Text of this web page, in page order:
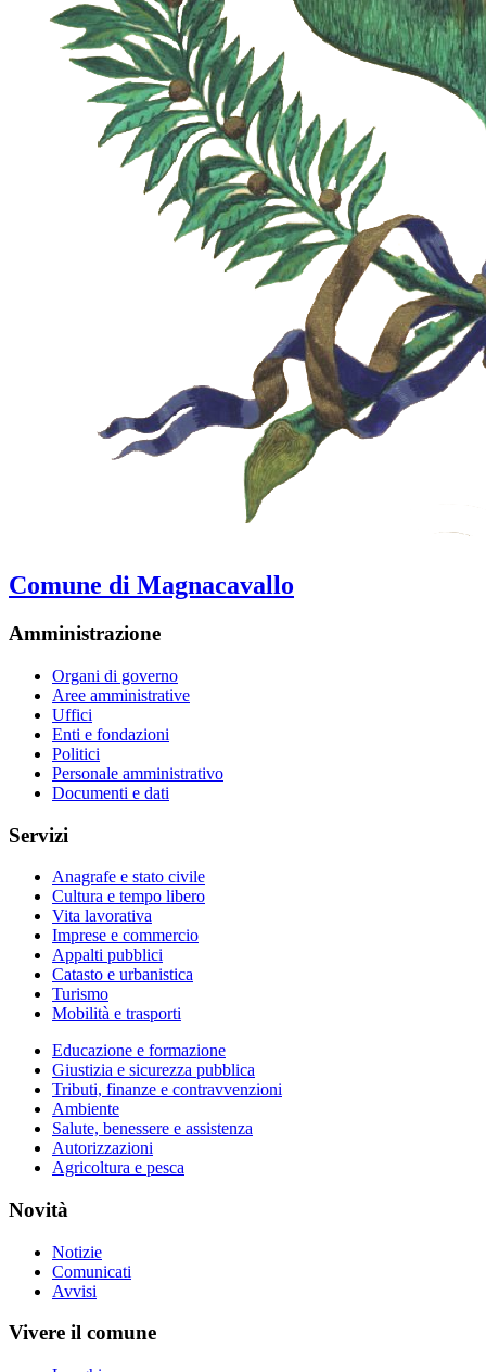
Comune di Magnacavallo
Amministrazione
Organi di governo
Aree amministrative
Uffici
Enti e fondazioni
Politici
Personale amministrativo
Documenti e dati
Servizi
Anagrafe e stato civile
Cultura e tempo libero
Vita lavorativa
Imprese e commercio
Appalti pubblici
Catasto e urbanistica
Turismo
Mobilità e trasporti
Educazione e formazione
Giustizia e sicurezza pubblica
Tributi, finanze e contravvenzioni
Ambiente
Salute, benessere e assistenza
Autorizzazioni
Agricoltura e pesca
Novità
Notizie
Comunicati
Avvisi
Vivere il comune